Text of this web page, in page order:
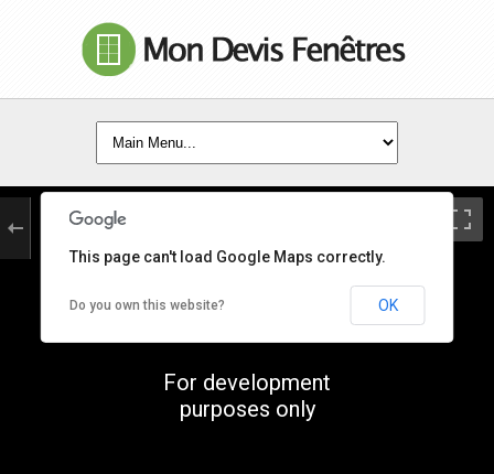
For development
purposes only
This page can't load Google Maps correctly.
Do you own this website? OK